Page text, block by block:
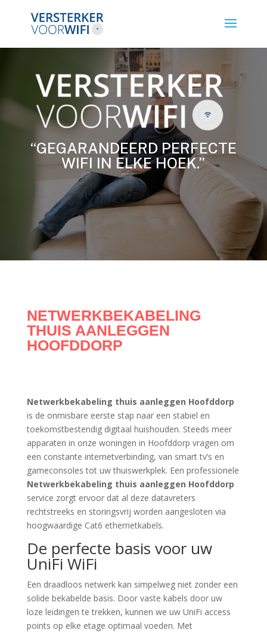
“GEGARANDEERD PERFECTE
WIFI IN ELKE HOEK.”
NETWERKBEKABELING
THUIS AANLEGGEN
HOOFDDORP
Netwerkbekabeling thuis aanleggen Hoofddorp
is de onmisbare eerste stap naar een stabiel en
toekomstbestendig digitaal huishouden. Steeds meer
apparaten in onze woningen in Hoofddorp vragen om
een constante internetverbinding, van smart tv’s en
gameconsoles tot uw thuiswerkplek. Een professionele
Netwerkbekabeling thuis aanleggen Hoofddorp
service zorgt ervoor dat al deze datavreters
rechtstreeks en storingsvrij worden aangesloten via
hoogwaardige Cat6 ethernetkabels.
De perfecte basis voor uw
UniFi WiFi
Een draadloos netwerk kan simpelweg niet zonder een
solide bekabelde basis. Door vaste kabels door uw
loze leidingen te trekken, kunnen we uw UniFi access
points op elke etage optimaal voeden. Met